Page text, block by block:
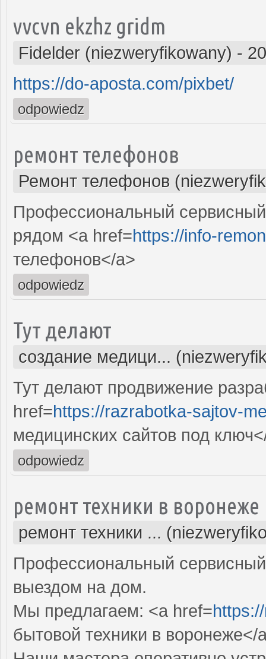
vvcvn ekzhz gridm
Fidelder (niezweryfikowany) -
https://do-aposta.com/pixbet/
odpowiedz
ремонт телефонов
Ремонт телефонов
Профессиональный
рядом <a href=https://info-
телефонов</a>
odpowiedz
Тут делают
создание медици...
Тут делают продвижение
href=https://razrabotka-sajtov-
медицинских сайтов под
odpowiedz
ремонт техники в воронеже
ремонт техники ...
Профессиональный
выездом на дом.
Мы предлагаем: <a href=
бытовой техники в воронеже</